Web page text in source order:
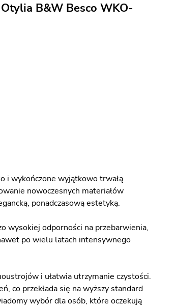
B&W Besco WKO-
i wykończone wyjątkowo trwałą
nowoczesnych materiałów
ponadczasową estetyką.
wysokiej odporności na przebarwienia,
po wielu latach intensywnego
i ułatwia utrzymanie czystości.
co przekłada się na wyższy standard
wybór dla osób, które oczekują